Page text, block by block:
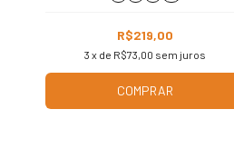
R$219,00
3 x de R$73,00 sem juros
COMPRAR